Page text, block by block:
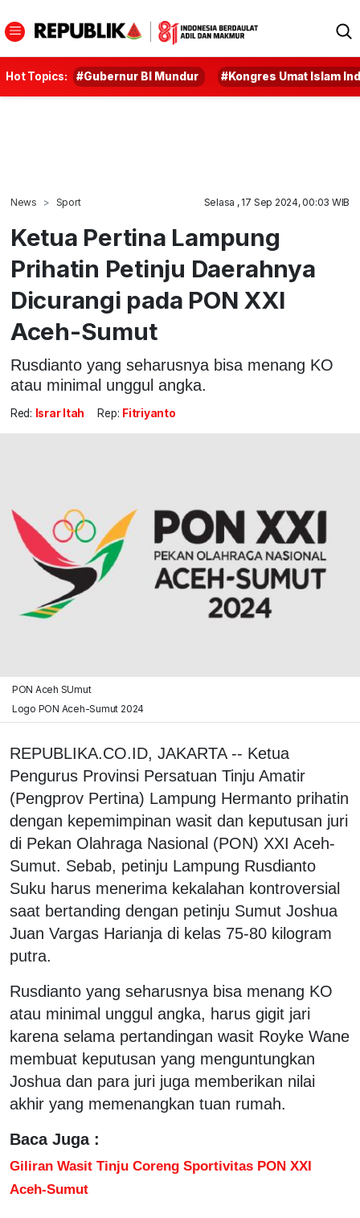
Hot Topics: #Gubernur BI Mundur #Kongres Umat Islam
News Sport Selasa , 17 Sep 2024, 00:03 WIB
Ketua Pertina Lampung
Prihatin Petinju Daerahnya
Dicurangi pada PON XXI
Aceh-Sumut
Rusdianto yang seharusnya bisa menang KO
atau minimal unggul angka.
Red: Israr Itah Rep: Fitriyanto
PON Aceh SUmut
Logo PON Aceh-Sumut 2024
REPUBLIKA.CO.ID, JAKARTA -- Ketua
Pengurus Provinsi Persatuan Tinju Amatir
(Pengprov Pertina) Lampung Hermanto prihatin
dengan kepemimpinan wasit dan keputusan juri
di Pekan Olahraga Nasional (PON) XXI Aceh-
Sumut. Sebab, petinju Lampung Rusdianto
Suku harus menerima kekalahan kontroversial
saat bertanding dengan petinju Sumut Joshua
Juan Vargas Harianja di kelas 75-80 kilogram
putra.
Rusdianto yang seharusnya bisa menang KO
atau minimal unggul angka, harus gigit jari
karena selama pertandingan wasit Royke Wane
membuat keputusan yang menguntungkan
Joshua dan para juri juga memberikan nilai
akhir yang memenangkan tuan rumah.
Baca Juga :
Giliran Wasit Tinju Coreng Sportivitas PON XXI
Aceh-Sumut